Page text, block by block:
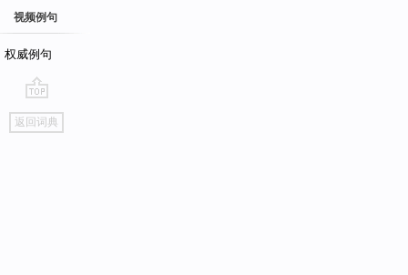
视频例句
权威例句
go
top
返回词典